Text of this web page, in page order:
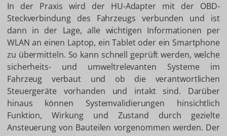
In der Praxis wird der HU-Adapter mit der OBD-
Steckverbindung des Fahrzeugs verbunden und ist
dann in der Lage, alle wichtigen Informationen per
WLAN an einen Laptop, ein Tablet oder ein Smartphone
zu übermitteln. So kann schnell geprüft werden, welche
sicherheits- und umweltrelevanten Systeme im
Fahrzeug verbaut und ob die verantwortlichen
Steuergeräte vorhanden und intakt sind. Darüber
hinaus können Systemvalidierungen hinsichtlich
Funktion, Wirkung und Zustand durch gezielte
Ansteuerung von Bauteilen vorgenommen werden. Der